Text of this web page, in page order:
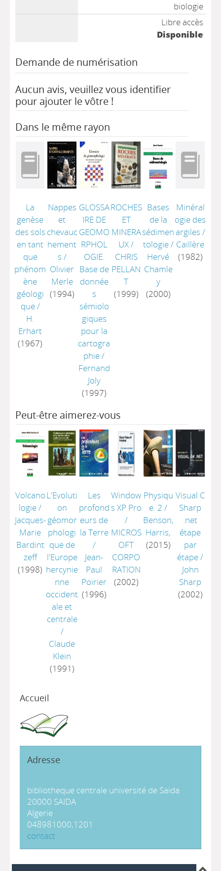
biologie
Libre accès
Disponible
Demande de numérisation
Aucun avis, veuillez vous identifier
pour ajouter le vôtre !
Dans le même rayon
La
genèse
des sols
en tant
que
phénom
ène
géologi
que/
H.
Erhart
(1967)
Nappes
et
chevauc
hement
s /
Olivier
Merle
(1994)
GLOSSA
IRE DE
GEOMO
RPHOL
OGIE.
Base de
donnée
s
sémiolo
giques
pour la
cartogra
phie/
Fernand
Joly
(1997)
ROCHES
ET
MINERA
UX/
CHRIS
PELLAN
T
(1999)
Bases
de la
sédimen
tologie/
Hervé
Chamle
y
(2000)
Minéral
ogie des
argiles /
Caillère
(1982)
Peut-être aimerez-vous
Volcano
logie/
Jacques-
Marie
Bardint
zeff
(1998)
L'Evoluti
on
géomor
phologi
que de
l'Europe
hercynie
nne
occident
ale et
centrale
/
Claude
Klein
(1991)
Les
profond
eurs de
la Terre
/
Jean-
Paul
Poirier
(1996)
Window
s XP Pro
/
MICROS
OFT
CORPO
RATION
(2002)
Physiqu
e. 2 /
Benson,
Harris,
(2015)
Visual C
Sharp
.net
étape
par
étape/
John
Sharp
(2002)
Accueil
Adresse
bibliotheque centrale université de Saida
20000 SAIDA
Algerie
048981000,1201
contact